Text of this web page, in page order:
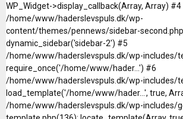
WP_Widget->display_callback(Array, Array) #4
/home/www/haderslevspuls.dk/wp-
content/themes/pennews/sidebar-
dynamic_sidebar('sidebar-2') #5
/home/www/haderslevspuls.dk/wp-includes/
require_once('/home/www/hader...') #6
/home/www/haderslevspuls.dk/wp-includes/
load_template('/home/www/hader...', true,
/home/www/haderslevspuls.dk/wp-includes/